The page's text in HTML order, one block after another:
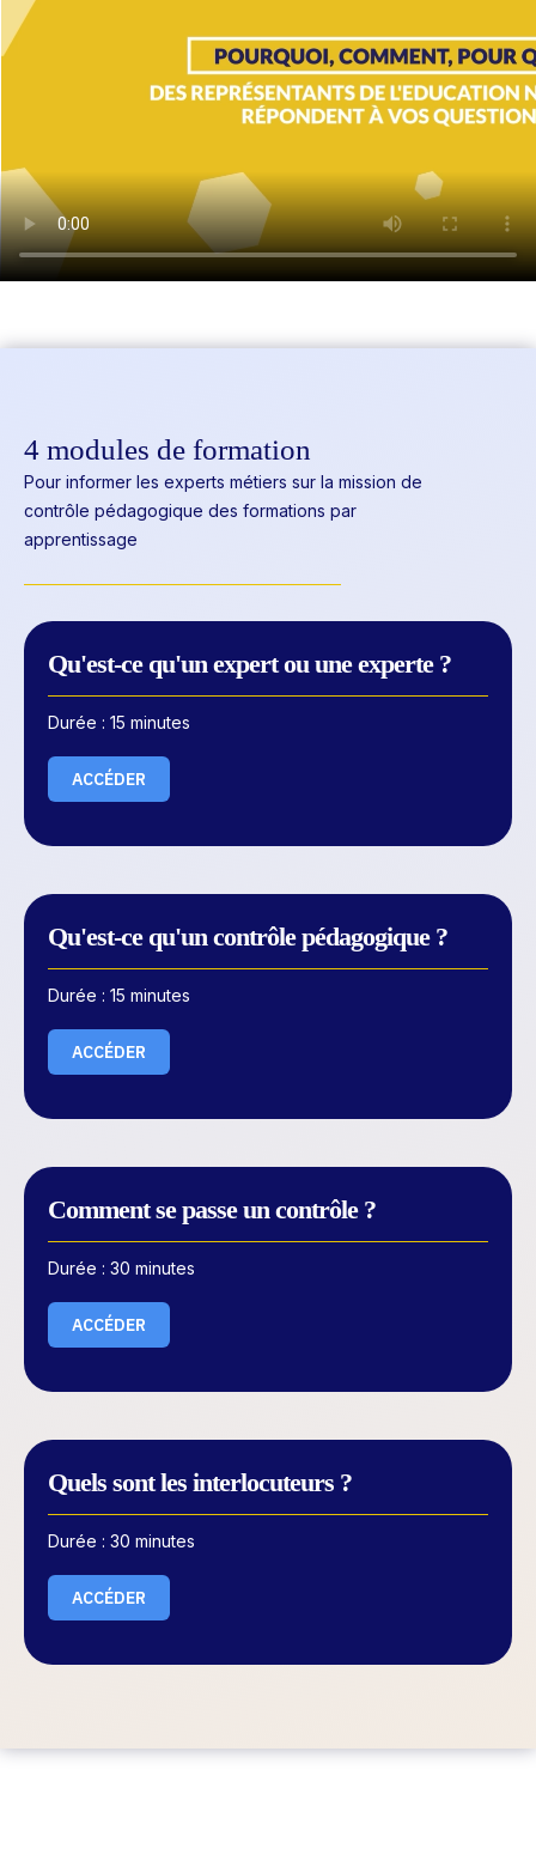
4 modules de formation
Pour informer les experts métiers sur la mission de
contrôle pédagogique des formations par
apprentissage
Qu'est-ce qu'un expert ou une experte ?
Durée : 15 minutes
ACCÉDER
Qu'est-ce qu'un contrôle pédagogique ?
Durée : 15 minutes
ACCÉDER
Comment se passe un contrôle ?
Durée : 30 minutes
ACCÉDER
Quels sont les interlocuteurs ?
Durée : 30 minutes
ACCÉDER